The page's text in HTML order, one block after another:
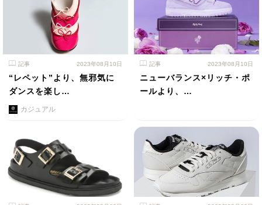
記事 2023年08月10日
“レペット”より、無邪気に
ダンスを楽し…
カジュアル
記事 2023年08月10日
ニューバランス×リッチ・ポ
ールより、…